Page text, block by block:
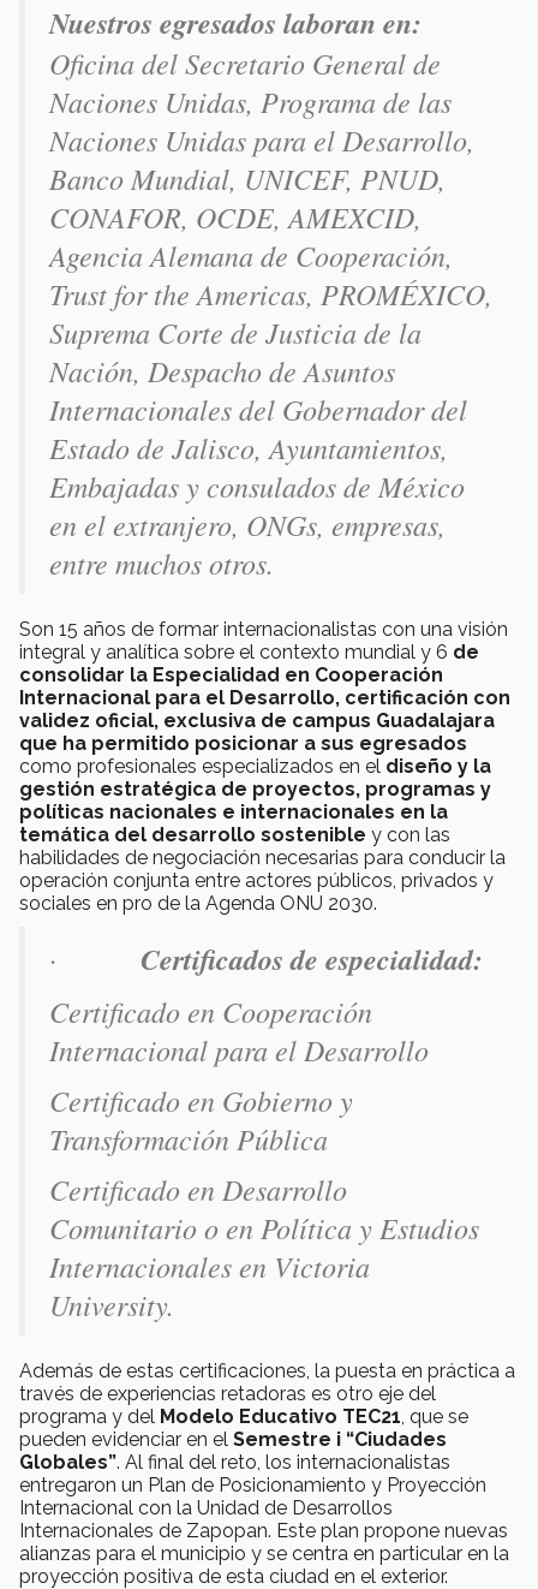
Nuestros egresados laboran en:
Oficina del Secretario General de
Naciones Unidas, Programa de las
Naciones Unidas para el Desarrollo,
Banco Mundial, UNICEF, PNUD,
CONAFOR, OCDE, AMEXCID,
Agencia Alemana de Cooperación,
Trust for the Americas, PROMÉXICO,
Suprema Corte de Justicia de la
Nación, Despacho de Asuntos
Internacionales del Gobernador del
Estado de Jalisco, Ayuntamientos,
Embajadas y consulados de México
en el extranjero, ONGs, empresas,
entre muchos otros.
Son 15 años de formar internacionalistas con una visión
integral y analítica sobre el contexto mundial y 6 de
consolidar la Especialidad en Cooperación
Internacional para el Desarrollo, certificación con
validez oficial, exclusiva de campus Guadalajara
que ha permitido posicionar a sus egresados
como profesionales especializados en el diseño y la
gestión estratégica de proyectos, programas y
políticas nacionales e internacionales en la
temática del desarrollo sostenible y con las
habilidades de negociación necesarias para conducir la
operación conjunta entre actores públicos, privados y
sociales en pro de la Agenda ONU 2030.
· Certificados de especialidad:
Certificado en Cooperación
Internacional para el Desarrollo
Certificado en Gobierno y
Transformación Pública
Certificado en Desarrollo
Comunitarioo en Política y Estudios
Internacionalesen Victoria
University.
Además de estas certificaciones, la puesta en práctica a
través de experiencias retadoras es otro eje del
programa y del Modelo Educativo TEC21 , que se
pueden evidenciar en el Semestre i “Ciudades
Globales”. Al final del reto, los internacionalistas
entregaron un Plan de Posicionamiento y Proyección
Internacional con la Unidad de Desarrollos
Internacionales de Zapopan. Este plan propone nuevas
alianzas para el municipio y se centra en particular en la
proyección positiva de esta ciudad en el exterior.